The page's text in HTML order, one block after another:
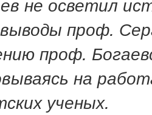
проф.
проф.
на
ученых.